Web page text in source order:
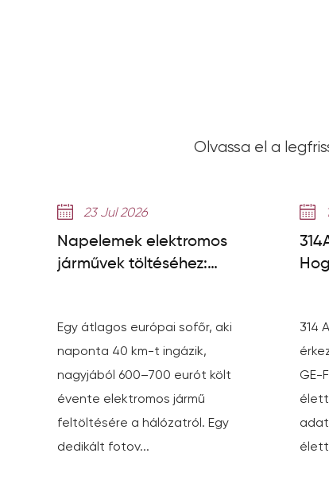
Olvassa el a
23 Jul 2026
Napelemek elektromos
járművek töltéséhez:
szükségesek
Egy átlagos európai sofőr, aki
naponta 40 km-t ingázik,
nagyjából 600–700 eurót költ
évente elektromos jármű
feltöltésére a hálózatról. Egy
dedikált fotov...
314
GE-